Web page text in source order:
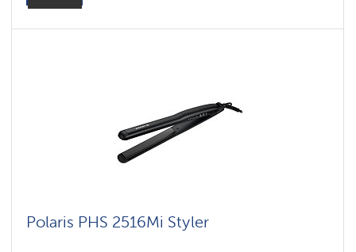
Polaris PHS 2516Mi Styler